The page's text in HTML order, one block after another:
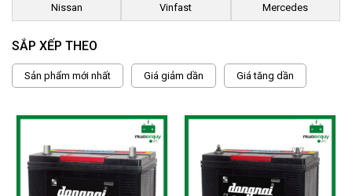
Nissan Vinfast Mercedes
SẮP XẾP THEO
Sản phẩm mới nhất Giá giảm dần Giá tăng dần